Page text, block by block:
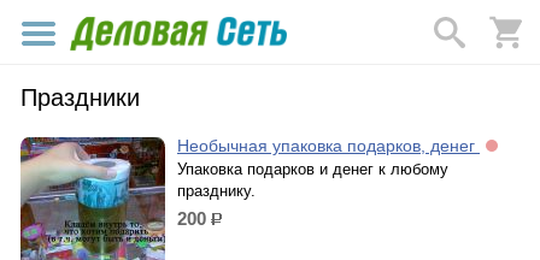
Праздники
Необычная упаковка подарков, денег
Упаковка подарков и денег к любому
празднику.
200 р.